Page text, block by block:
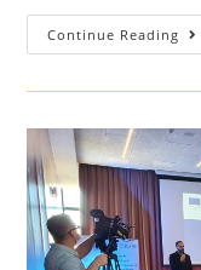
Continue Reading